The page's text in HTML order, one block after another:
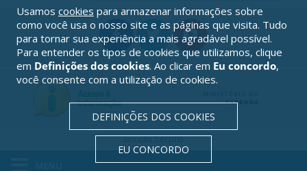
SoluçãoSerpro
Usamos cookies para armazenar informações sobre
como você usa o nosso site e as páginas que visita. Tudo
para tornar sua experiência a mais agradável possível.
Para entender os tipos de cookies que utilizamos, clique
em Definições dos cookies. Ao clicar em Eu concordo,
você consente com a utilização de cookies.
DEFINIÇÕES DOS COOKIES
EU CONCORDO